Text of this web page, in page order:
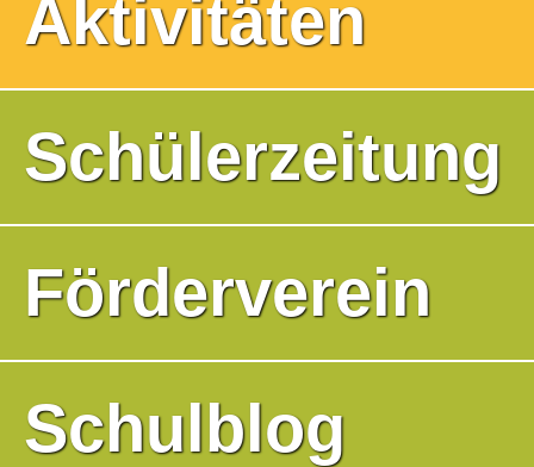
Aktivitäten
Schülerzeitung
Förderverein
Schulblog